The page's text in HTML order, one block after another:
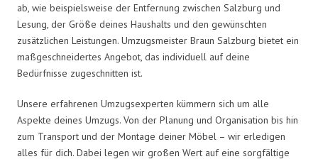
ab, wie beispielsweise der Entfernung zwischen Salzburg und
Lesung, der Größe deines Haushalts und den gewünschten
zusätzlichen Leistungen. Umzugsmeister Braun Salzburg bietet ein
maßgeschneidertes Angebot, das individuell auf deine
Bedürfnisse zugeschnitten ist.
Unsere erfahrenen Umzugsexperten kümmern sich um alle
Aspekte deines Umzugs. Von der Planung und Organisation bis hin
zum Transport und der Montage deiner Möbel – wir erledigen
alles für dich. Dabei legen wir großen Wert auf eine sorgfältige